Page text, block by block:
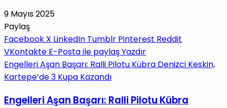
9 Mayıs 2025
Paylaş
Facebook X LinkedIn Tumblr Pinterest Reddit
VKontakte E-Posta ile paylaşYazdır
Engelleri Aşan Başarı: Ralli Pilotu Kübra Denizci Keskin,
Kartepe’de 3 Kupa Kazandı
Engelleri Aşan Başarı: Ralli Pilotu Kübra